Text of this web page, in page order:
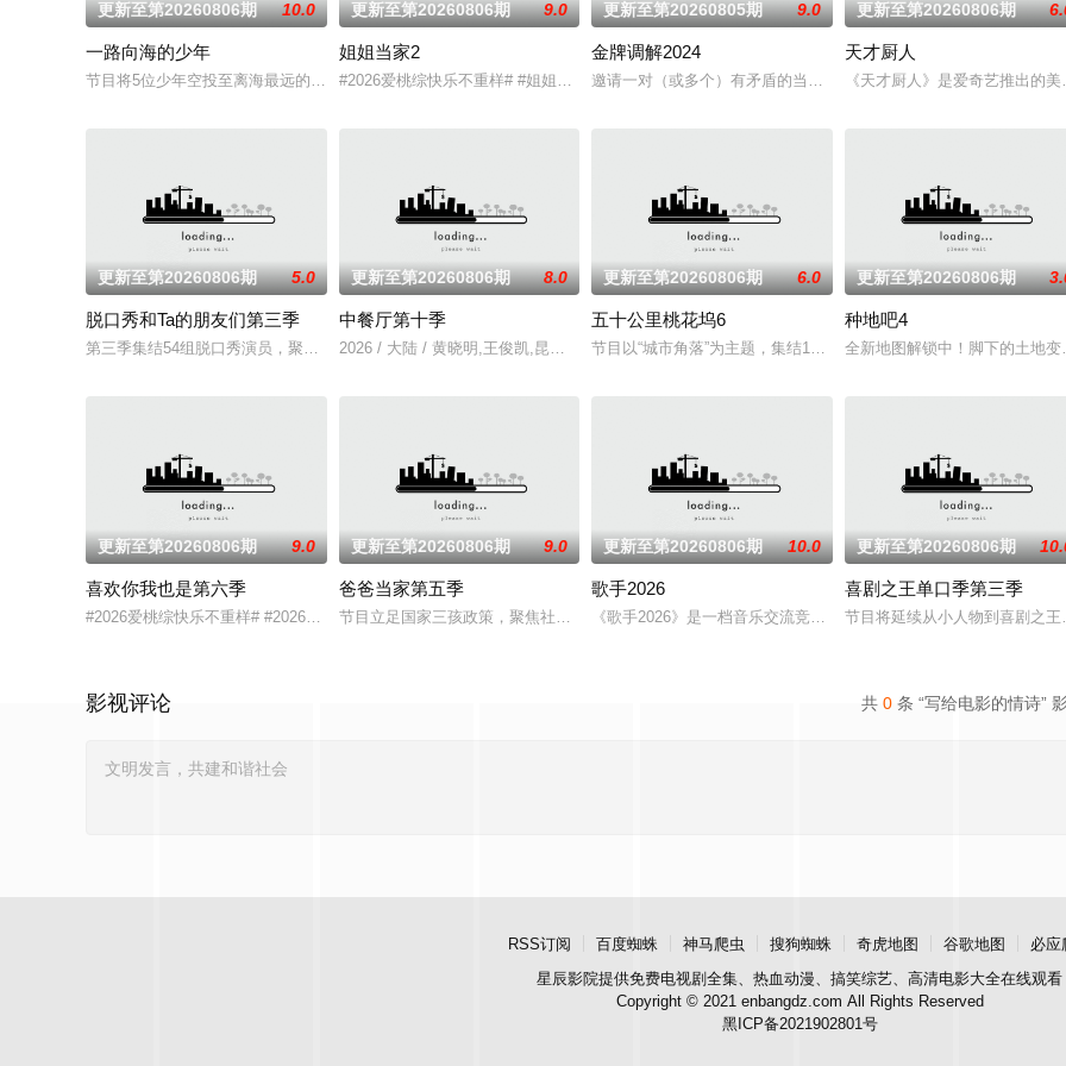
更新至第20260806期 10.0
一路向海的少年
节目将5位少年空投至离海最远的大陆腹地，他们只有一辆车和一车椰子们，通过在途径补给站完成挑战任务，获取里程盲盒，一路向海，最终解
更新至第20260806期 9.0
姐姐当家2
#2026爱桃综快乐不重样# #姐姐当家# 第二季惊喜回归，看姐姐们如何见招拆招，畅聊人生的酸甜苦辣。观
更新至第20260805期 9.0
金牌调解2024
邀请一对（或多个）有矛盾的当事人进入演播室，主持人和人民调
更新至第20260806期
天才厨人
《天才厨人》是爱奇艺推出的
更新至第20260806期 5.0
脱口秀和Ta的朋友们第三季
第三季集结54组脱口秀演员，聚集资深老人和新锐潜力新人，阵容多元丰富。本季节目首次引入“竞演+合宿”的双线叙事，演员们不仅在这里同台
更新至第20260806期 8.0
中餐厅第十季
2026 / 大陆 / 黄晓明,王俊凯,昆凌,靳梦佳,张雅琪,林述巍,戴军,瞿颖,汪涵,尹浩宇,袁一琦
更新至第20260806期 6.0
五十公里桃花坞6
节目以“城市角落”为主题，集结15位多元坞民通过21天的共同生活与
更新至第20260806期
种地吧4
全新地图解锁中！脚下的土地变
更新至第20260806期 9.0
喜欢你我也是第六季
#2026爱桃综快乐不重样# #2026爱奇艺新生片单# #喜欢你我也是# 第六季暖心回归！恋综IP携“恋爱旅行季”而来，单身男女嘉
更新至第20260806期 9.0
爸爸当家第五季
节目立足国家三孩政策，聚焦社会“全职爸爸”育儿现象，邀请全职照顾孩子的四位爸爸，开启一场长达100
更新至第20260806期 10.0
歌手2026
《歌手2026》是一档音乐交流竞技节目。节目集结全球实力唱将，
更新至第20260806期
喜剧之王单口季第三季
节目将延续从小人物到喜剧之
共 0 条 “写给电影的情诗”
影视评论
RSS订阅 百度蜘蛛 神马爬虫 搜狗蜘蛛 奇虎地图 谷歌地图
必应
星辰影院提供免费电视剧全集、热血动漫、搞笑综艺、高清电影大全在线观看
Copyright © 2021 enbangdz.com All Rights Reserved
黑ICP备2021902801号